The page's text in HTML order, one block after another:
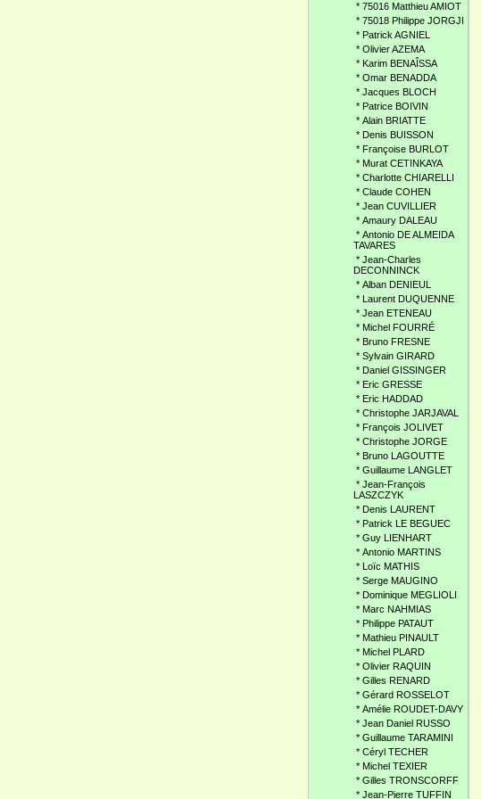
* 75016 Matthieu AMIOT
* 75018 Philippe JORGJI
* Patrick AGNIEL
* Olivier AZEMA
* Karim BENAÎSSA
* Omar BENADDA
* Jacques BLOCH
* Patrice BOIVIN
* Alain BRIATTE
* Denis BUISSON
* Françoise BURLOT
* Murat CETINKAYA
* Charlotte CHIARELLI
* Claude COHEN
* Jean CUVILLIER
* Amaury DALEAU
* Antonio DE ALMEIDA
TAVARES
* Jean-Charles
DECONNINCK
* Alban DENIEUL
* Laurent DUQUENNE
* Jean ETENEAU
* Michel FOURRÉ
* Bruno FRESNE
* Sylvain GIRARD
* Daniel GISSINGER
* Eric GRESSE
* Eric HADDAD
* Christophe JARJAVAL
* François JOLIVET
* Christophe JORGE
* Bruno LAGOUTTE
* Guillaume LANGLET
* Jean-François
LASZCZYK
* Denis LAURENT
* Patrick LE BEGUEC
* Guy LIENHART
* Antonio MARTINS
* Loïc MATHIS
* Serge MAUGINO
* Dominique MEGLIOLI
* Marc NAHMIAS
* Philippe PATAUT
* Mathieu PINAULT
* Michel PLARD
* Olivier RAQUIN
* Gilles RENARD
* Gérard ROSSELOT
* Amélie ROUDET-DAVY
* Jean Daniel RUSSO
* Guillaume TARAMINI
* Céryl TECHER
* Michel TEXIER
* Gilles TRONSCORFF
* Jean-Pierre TUFFIN